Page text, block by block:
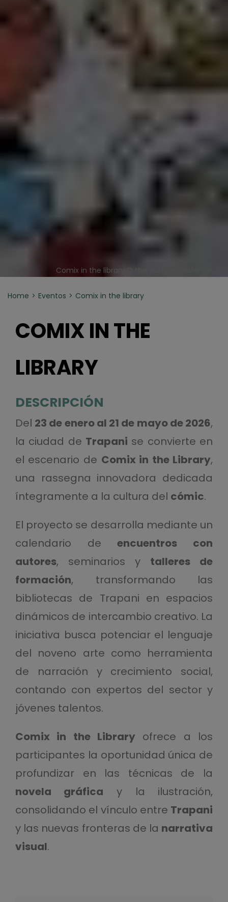
Comix in the library © the europe challenge
Home Eventos Comix in the library
COMIX IN THE
LIBRARY
DESCRIPCIÓN
Del 23 de enero al 21 de mayo de 2026,
la ciudad de Trapani se convierte en
el escenario de Comix in the Library,
una rassegna innovadora dedicada
íntegramente a la cultura del cómic.
El proyecto se desarrolla mediante un
calendario deencuentros con
autores, seminarios y talleres de
formación, transformando las
bibliotecas de Trapani en espacios
dinámicos de intercambio creativo. La
iniciativa busca potenciar el lenguaje
del noveno arte como herramienta
de narración y crecimiento social,
contando con expertos del sector y
jóvenes talentos.
Comix in the Library ofrece a los
participantes la oportunidad única de
profundizar en las técnicas de la
novela gráfica y la ilustración,
consolidando el vínculo entre Trapani
y las nuevas fronteras de la narrativa
visual.